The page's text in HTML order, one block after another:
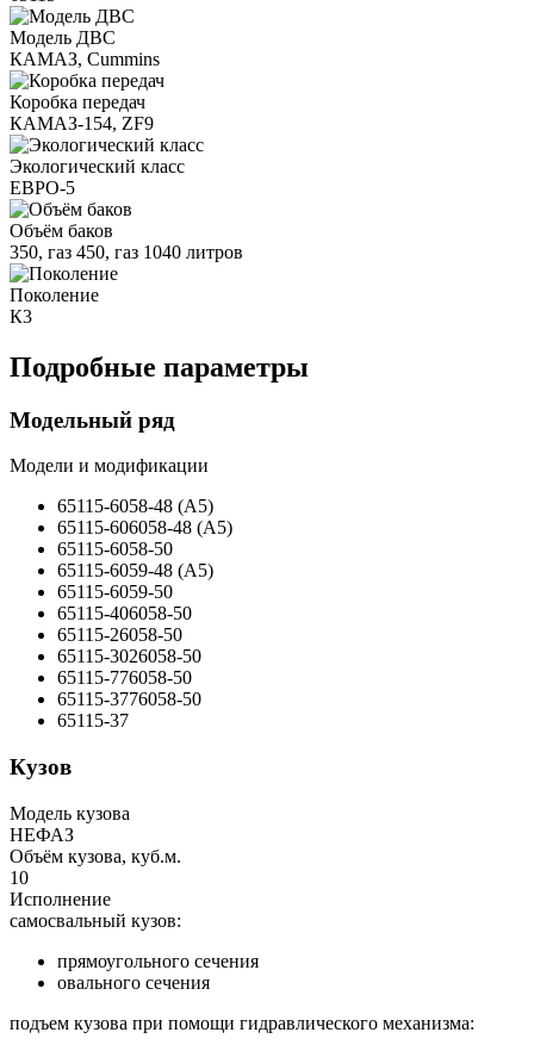
Модель ДВС
КАМАЗ, Cummins
Коробка передач
КАМАЗ-154, ZF9
Экологический класс
ЕВРО-5
Объём баков
350, газ 450, газ 1040 литров
Поколение
К3
Подробные параметры
Модельный ряд
Модели и модификации
65115-6058-48 (А5)
65115-606058-48 (А5)
65115-6058-50
65115-6059-48 (А5)
65115-6059-50
65115-406058-50
65115-26058-50
65115-3026058-50
65115-776058-50
65115-3776058-50
65115-37
Кузов
Модель кузова
НЕФАЗ
Объём кузова, куб.м.
10
Исполнение
самосвальный кузов:
прямоугольного сечения
овального сечения
подъем кузова при помощи гидравлического механизма: